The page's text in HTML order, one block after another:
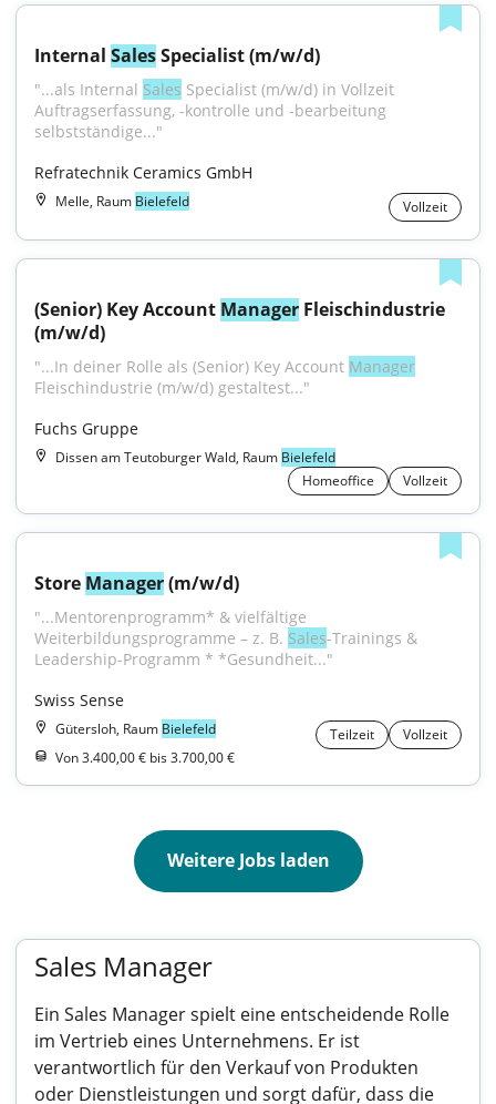
Internal Sales Specialist (m/w/d)
"...als Internal Sales Specialist (m/w/d) in Vollzeit
Auftragserfassung, -kontrolle und -bearbeitung
selbstständige..."
Refratechnik Ceramics GmbH
Melle, Raum Bielefeld Vollzeit
(Senior) Key Account Manager Fleischindustrie
(m/w/d)
"...In deiner Rolle als (Senior) Key Account Manager
Fleischindustrie (m/w/d) gestaltest..."
Fuchs Gruppe
Dissen am Teutoburger Wald, Raum Bielefeld
Homeoffice
Vollzeit
Store Manager (m/w/d)
"...Mentorenprogramm* & vielfältige
Weiterbildungsprogramme – z. B. Sales-Trainings &
Leadership-Programm * *Gesundheit..."
Swiss Sense
Gütersloh, Raum Bielefeld Teilzeit
Vollzeit
Von 3.400,00 € bis 3.700,00 €
Weitere Jobs laden
Sales Manager
Ein Sales Manager spielt eine entscheidende Rolle
im Vertrieb eines Unternehmens. Er ist
verantwortlich für den Verkauf von Produkten
oder Dienstleistungen und sorgt dafür, dass die